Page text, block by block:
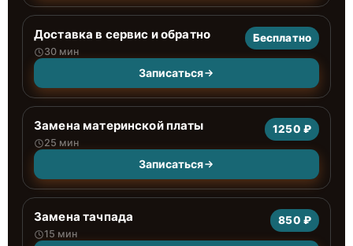
Доставка в сервис и обратно
30 мин
Бесплатно
Записаться
Замена материнской платы
25 мин
1250 ₽
Записаться
Замена тачпада
15 мин
850 ₽